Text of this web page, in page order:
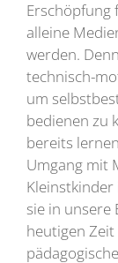
Erschöpfung
alleine
werden.
technisch-
um
bedienen zu
bereits
Umgang mit
sie in unsere
heutigen Zeit